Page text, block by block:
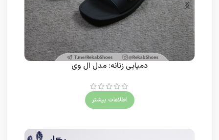
دمپایی زنانه: مدل ال وی
اطلاعات بیشتر